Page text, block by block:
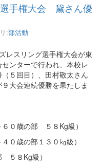
手権大会 黛さん優
:部活動
レスリング選手権大会が東
ンターで行われ、本校レ
５回目）、田村敬太さん
大会連続優勝を果たしま
歳の部 ５８Kg級）
歳の部１３０㎏級）
８Kg級）